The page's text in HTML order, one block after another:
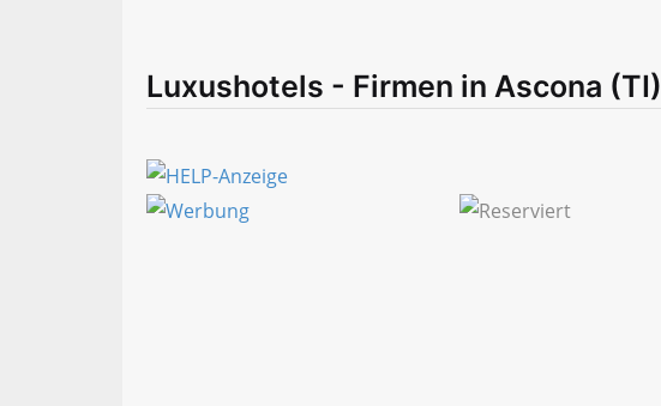
Luxushotels - Firmen in Ascona (TI)